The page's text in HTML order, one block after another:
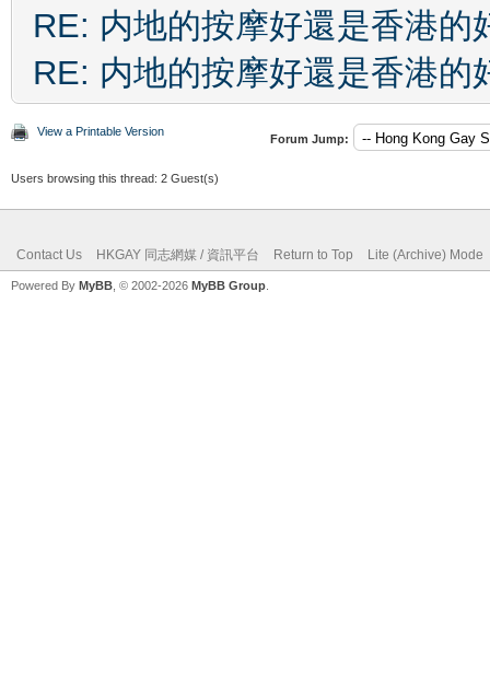
RE: 内地的按摩好還是香港的
RE: 内地的按摩好還是香港的
View a Printable Version
Forum Jump:
Users browsing this thread: 2 Guest(s)
Contact Us HKGAY 同志網媒 / 資訊平台 Return to Top Lite (Archive) Mode
Powered By MyBB , © 2002-2026 MyBB Group